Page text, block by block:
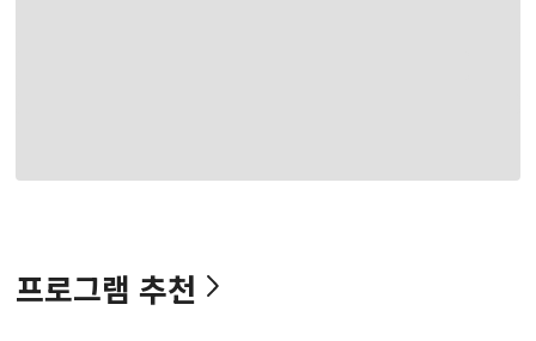
프로그램 추천